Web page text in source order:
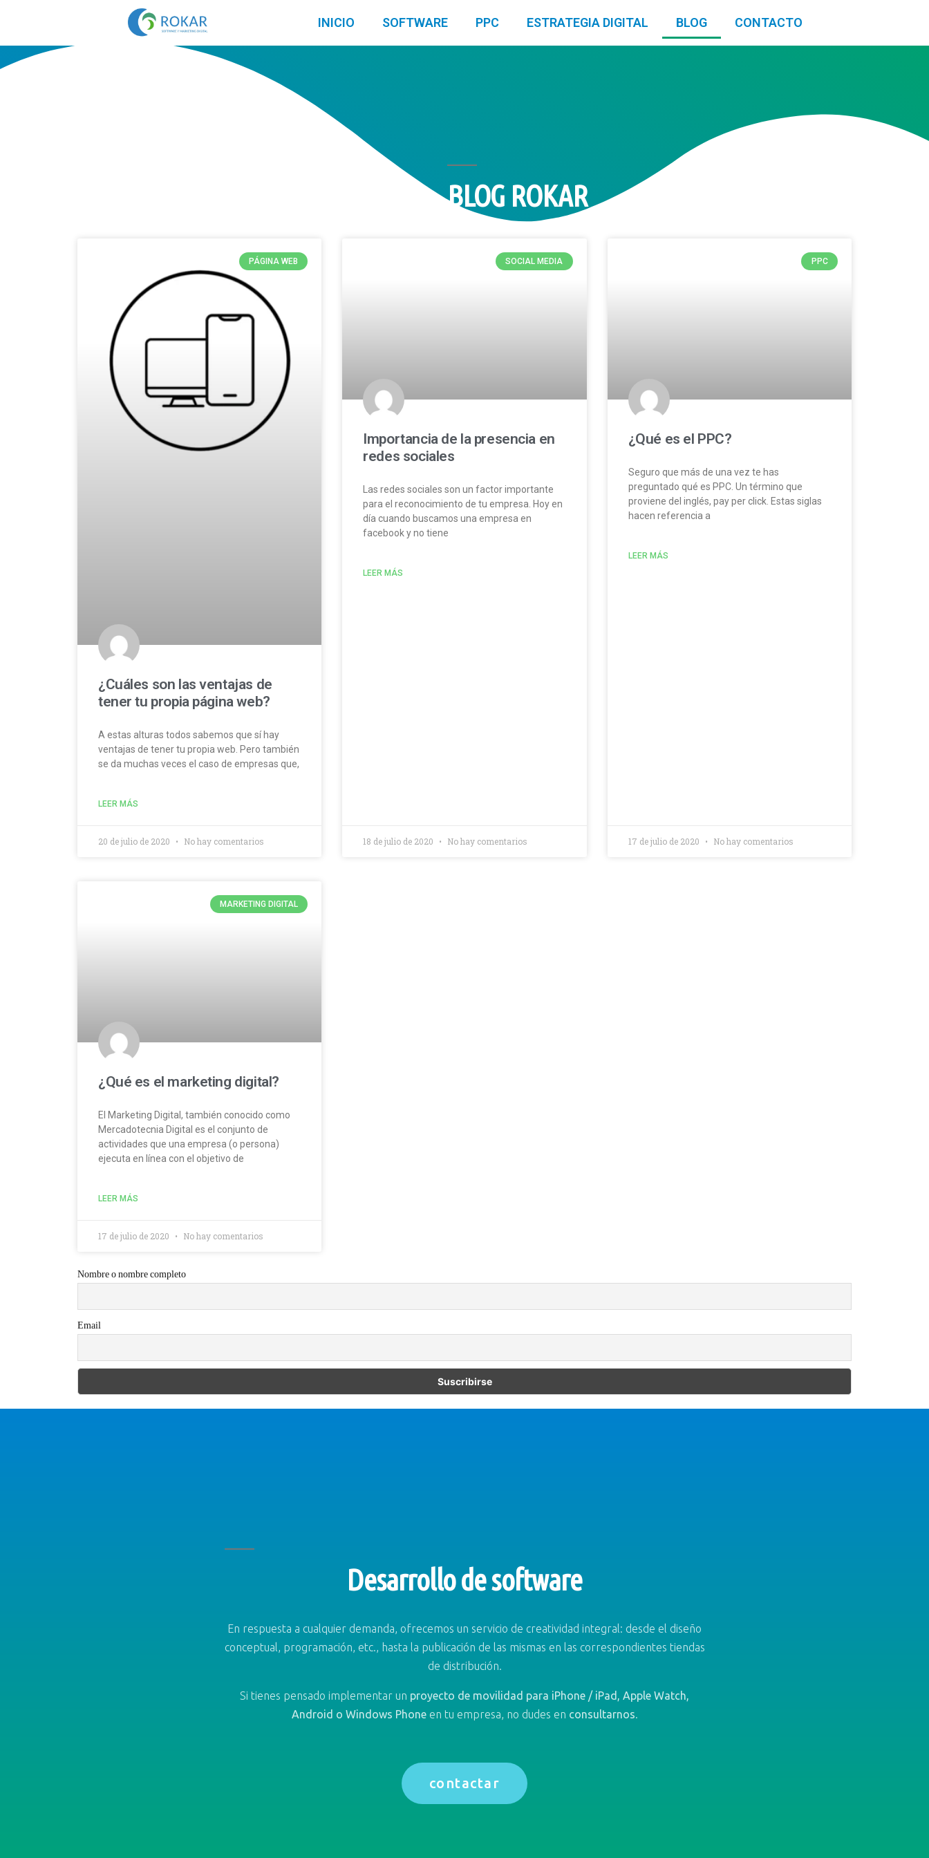
INICIO SOFTWARE PPC ESTRATEGIA DIGITAL BLOG CONTACTO
BLOG ROKAR
PÁGINA WEB
¿Cuáles son las ventajas de
tener tu propia página web?
A estas alturas todos sabemos que sí hay
ventajas de tener tu propia web. Pero también
se da muchas veces el caso de empresas que,
LEER MÁS
20 de julio de 2020 No hay comentarios
SOCIAL MEDIA
Importancia de la presencia en
redes sociales
Las redes sociales son un factor importante
para el reconocimiento de tu empresa. Hoy en
día cuando buscamos una empresa en
facebook y no tiene
LEER MÁS
18 de julio de 2020 No hay comentarios
PPC
¿Qué es el PPC?
Seguro que más de una vez te has
preguntado qué es PPC. Un término que
proviene del inglés, pay per click. Estas siglas
hacen referencia a
LEER MÁS
17 de julio de 2020 No hay comentarios
MARKETING DIGITAL
¿Qué es el marketing digital?
El Marketing Digital, también conocido como
Mercadotecnia Digital es el conjunto de
actividades que una empresa (o persona)
ejecuta en línea con el objetivo de
LEER MÁS
17 de julio de 2020 No hay comentarios
Nombre o nombre completo
Email
Desarrollo de software
En respuesta a cualquier demanda, ofrecemos un servicio de creatividad integral: desde el diseño
conceptual, programación, etc., hasta la publicación de las mismas en las correspondientes tiendas
de distribución.
Si tienes pensado implementar un proyecto de movilidad para iPhone / iPad, Apple Watch,
Android o Windows Phoneen tu empresa, no dudes en consultarnos.
contactar